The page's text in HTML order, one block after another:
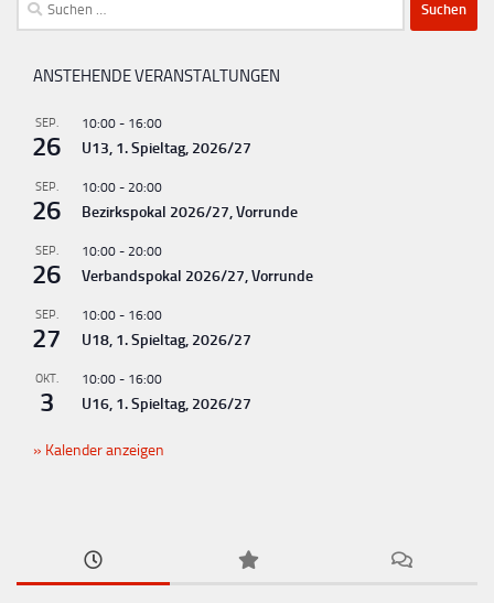
nach:
ANSTEHENDE VERANSTALTUNGEN
SEP.
26
10:00 - 16:00
U13, 1. Spieltag, 2026/27
SEP.
26
10:00 - 20:00
Bezirkspokal 2026/27, Vorrunde
SEP.
26
10:00 - 20:00
Verbandspokal 2026/27, Vorrunde
SEP.
27
10:00 - 16:00
U18, 1. Spieltag, 2026/27
OKT.
3
10:00 - 16:00
U16, 1. Spieltag, 2026/27
Kalender anzeigen